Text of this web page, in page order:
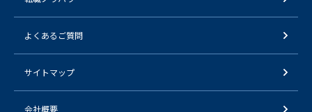
よくあるご質問
サイトマップ
会社概要